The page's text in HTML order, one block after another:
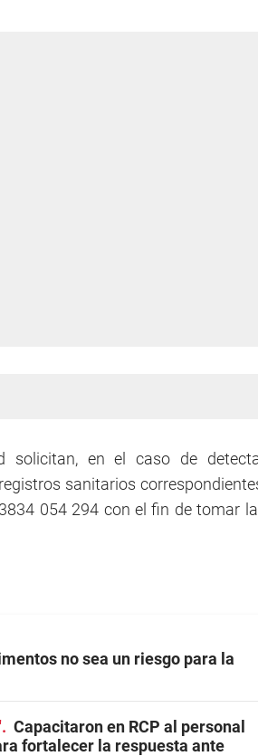
solicitan, en el caso de
sanitarios
054 294 con el fin de tomar
no sea un riesgo para la
Capacitaron en RCP al personal
fortalecer la respuesta ante